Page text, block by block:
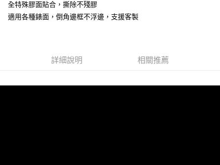
全特殊膠面貼合，撕除不殘膠
適用各種錶面，倒角邊框不浮邊，支援客製
詳細說明 相關推薦